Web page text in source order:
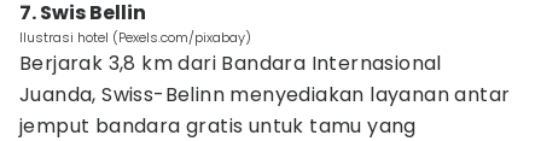
7. Swis Bellin
Ilustrasi hotel (Pexels.com/pixabay)
Berjarak 3,8 km dari Bandara Internasional
Juanda, Swiss-Belinn menyediakan layanan antar
jemput bandara gratis untuk tamu yang